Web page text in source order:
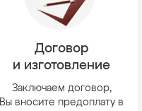
Договор
и изготовление
Заключаем договор,
Вы вносите предоплату в